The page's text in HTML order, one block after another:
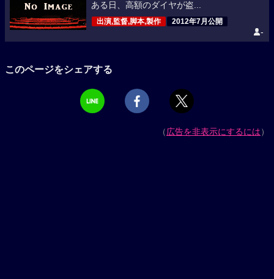
ある日、高額のダイヤが盗...
出演,監督,脚本,製作 2012年7月公開
-
このページをシェアする
（広告を非表示にするには）